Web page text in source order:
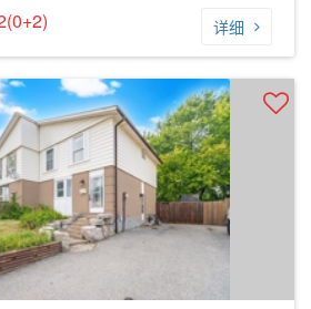
详细